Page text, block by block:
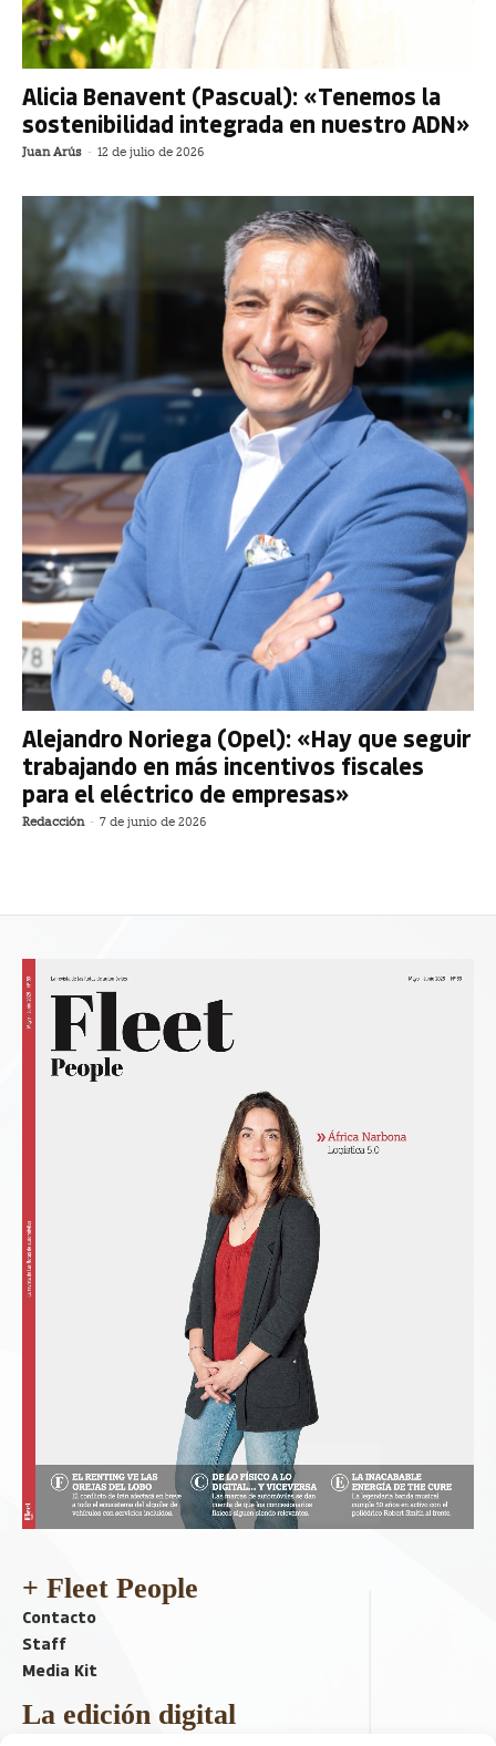
Alicia Benavent (Pascual): «Tenemos la
sostenibilidad integrada en nuestro ADN»
Juan Arús - 12 de julio de 2026
Alejandro Noriega (Opel): «Hay que seguir
trabajando en más incentivos fiscales
para el eléctrico de empresas»
Redacción - 7 de junio de 2026
+ Fleet People
Contacto
Staff
Media Kit
La edición digital